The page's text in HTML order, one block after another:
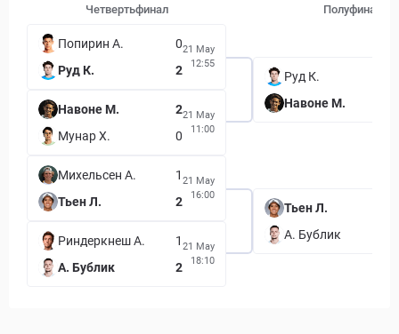
Четвертьфинал
Попирин А.
0
Руд К.
2
21 May
12:55
Навоне М.
2
Мунар Х.
0
21 May
11:00
Михельсен А.
1
Тьен Л.
2
21 May
16:00
Риндеркнеш А.
1
А. Бублик
2
21 May
18:10
Полуфинал
Руд К.
Навоне М.
Тьен Л.
А. Бублик